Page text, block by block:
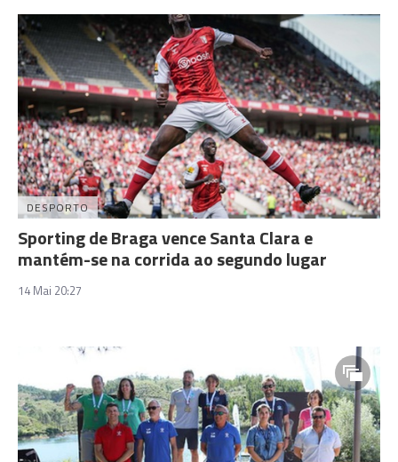
DESPORTO
Sporting de Braga vence Santa Clara e
mantém-se na corrida ao segundo lugar
14 Mai 20:27